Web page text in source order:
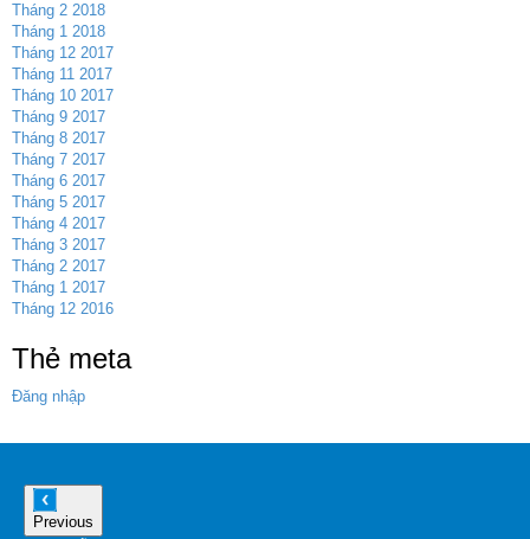
Tháng 2 2018
Tháng 1 2018
Tháng 12 2017
Tháng 11 2017
Tháng 10 2017
Tháng 9 2017
Tháng 8 2017
Tháng 7 2017
Tháng 6 2017
Tháng 5 2017
Tháng 4 2017
Tháng 3 2017
Tháng 2 2017
Tháng 1 2017
Tháng 12 2016
Thẻ meta
Đăng nhập
Previous